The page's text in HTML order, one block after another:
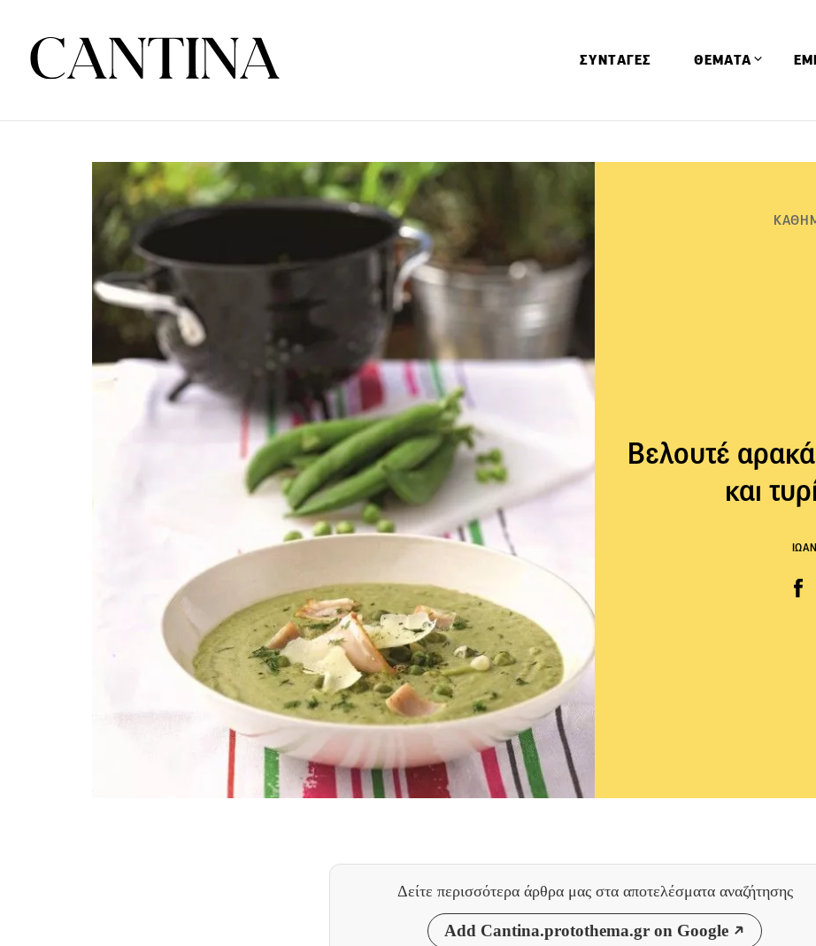
ΣΥΝΤΑΓΕΣ ΘΕΜΑΤΑ
Βελουτέ
και
Δείτε περισσότερα άρθρα μας στα αποτελέσματα αναζήτησης
Add Cantina.protothema.gr on Google